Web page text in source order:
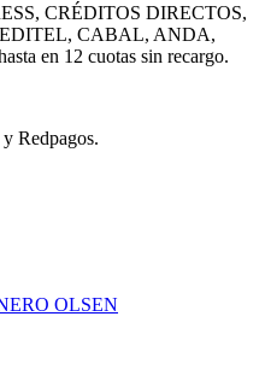
CRÉDITOS DIRECTOS,
CABAL, ANDA,
en 12 cuotas sin recargo.
Redpagos.